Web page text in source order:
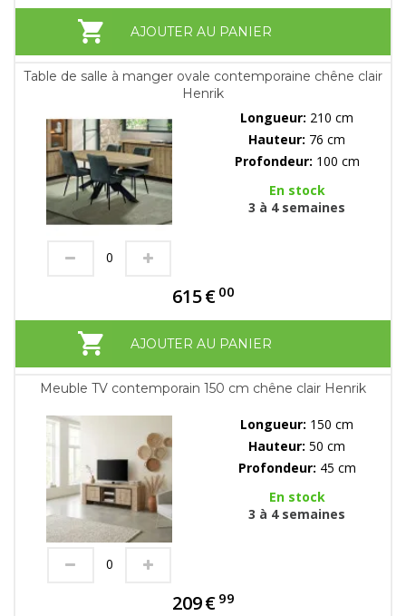
AJOUTER AU PANIER
Table de salle à manger ovale contemporaine chêne clair
Henrik
Longueur: 210 cm
Hauteur: 76 cm
Profondeur: 100 cm
En stock
3 à 4 semaines
615€ 00
AJOUTER AU PANIER
Meuble TV contemporain 150 cm chêne clair Henrik
Longueur: 150 cm
Hauteur: 50 cm
Profondeur: 45 cm
En stock
3 à 4 semaines
209€ 99